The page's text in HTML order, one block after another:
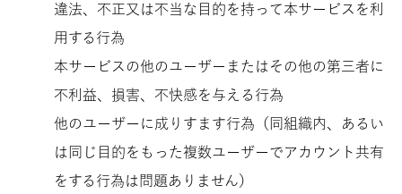
違法、不正又は不当な目的を持って本サービスを利
用する行為
本サービスの他のユーザーまたはその他の第三者に
不利益、損害、不快感を与える行為
他のユーザーに成りすます行為（同組織内、あるい
は同じ目的をもった複数ユーザーでアカウント共有
をする行為は問題ありません）